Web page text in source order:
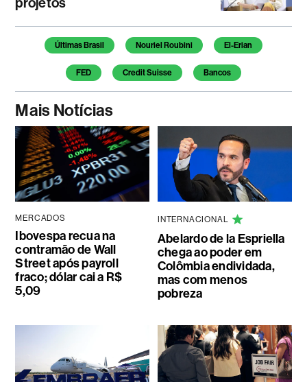
Temas deste artigo
Últimas Brasil Nouriel Roubini El-Erian
FED Credit Suisse Bancos
Mais Notícias
MERCADOS
Ibovespa recua na
contramão de Wall
Street após payroll
fraco; dólar cai a R$
5,09
INTERNACIONAL
Abelardo de la Espriella
chega ao poder em
Colômbia endividada,
mas com menos
pobreza